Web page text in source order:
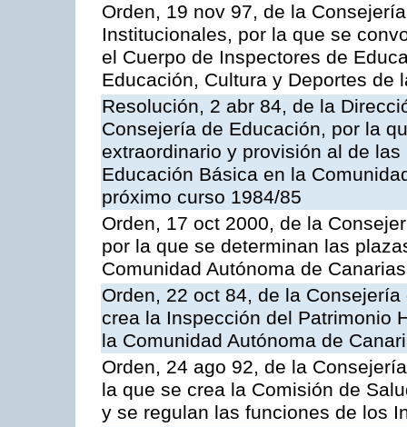
Orden, 19 nov 97, de la
Institucionales, por la que se
el Cuerpo de Inspectores de
Educación, Cultura y Deportes de
Resolución, 2 abr 84, de la
Consejería de Educación, por la
extraordinario y provisión al de
Educación Básica en la
próximo curso 1984/85
Orden, 17 oct 2000, de la
por la que se determinan las
Comunidad Autónoma de Canarias
Orden, 22 oct 84, de la
crea la Inspección del Patrimonio
la Comunidad Autónoma de
Orden, 24 ago 92, de la
la que se crea la Comisión de
y se regulan las funciones de los